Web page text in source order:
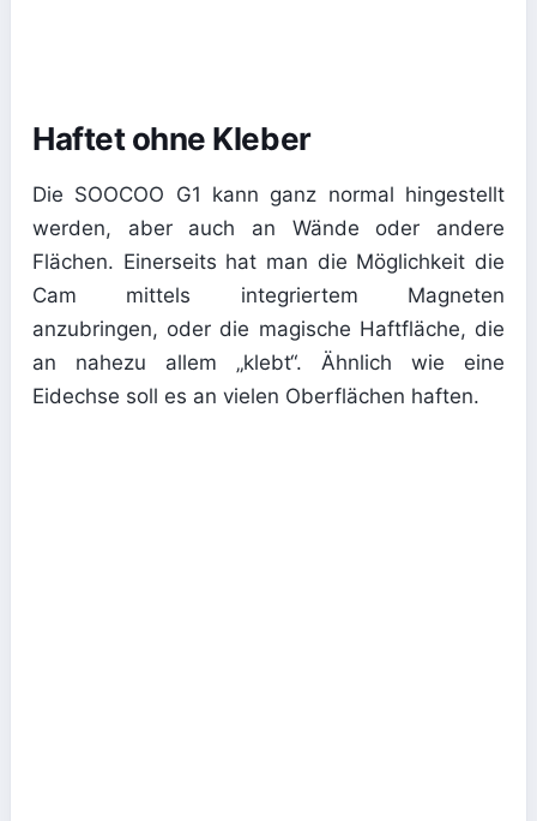
Haftet ohne Kleber
Die SOOCOO G1 kann ganz normal hingestellt
werden, aber auch an Wände oder andere
Flächen. Einerseits hat man die Möglichkeit die
Cam mittels integriertem Magneten
anzubringen, oder die magische Haftfläche, die
an nahezu allem „klebt“. Ähnlich wie eine
Eidechse soll es an vielen Oberflächen haften.